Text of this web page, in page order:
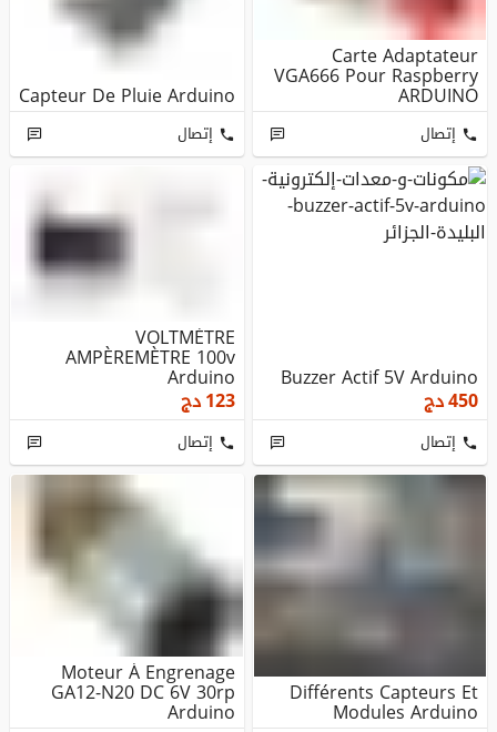
Carte Adaptateur
VGA666 Pour Raspberry
ARDUINO
إتصال
Capteur De Pluie Arduino
إتصال
Buzzer Actif 5V Arduino
450دج
إتصال
VOLTMÈTRE
AMPÈREMÈTRE 100v
Arduino
123دج
إتصال
Différents Capteurs Et
Modules Arduino
Moteur À Engrenage
GA12-N20 DC 6V 30rp
Arduino